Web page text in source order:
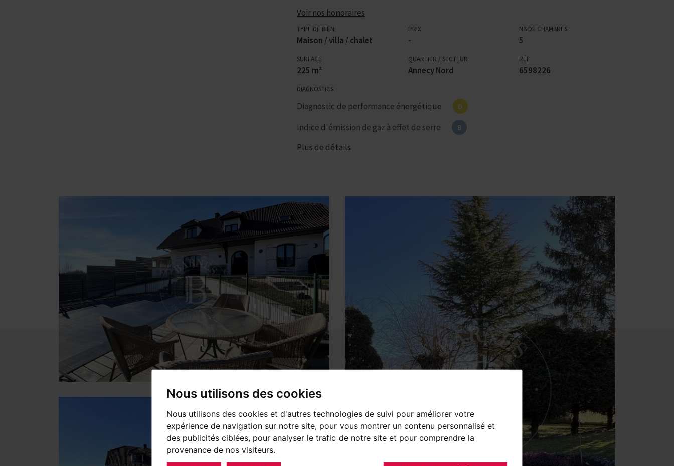
Nous utilisons des cookies
Nous utilisons des cookies et d'autres technologies de suivi pour améliorer votre
expérience de navigation sur notre site, pour vous montrer un contenu personnalisé et
des publicités ciblées, pour analyser le trafic de notre site et pour comprendre la
provenance de nos visiteurs.
Voir nos honoraires
TYPE DE BIEN
Maison / villa / chalet
PRIX
-
NB DE CHAMBRES
5
SURFACE
225 m²
QUARTIER / SECTEUR
Annecy Nord
RÉF
6598226
DIAGNOSTICS
Diagnostic de performance énergétique D
Indice d'émission de gaz à effet de serre B
Plus de détails